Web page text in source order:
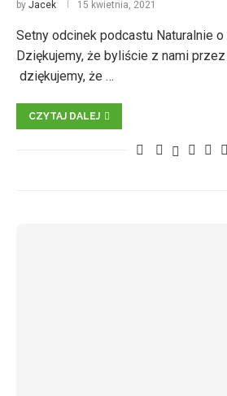
by Jacek 15 kwietnia, 2021
Setny odcinek podcastu Naturalnie o
Dziękujemy, że byliście z nami
dziękujemy, że …
CZYTAJ DALEJ